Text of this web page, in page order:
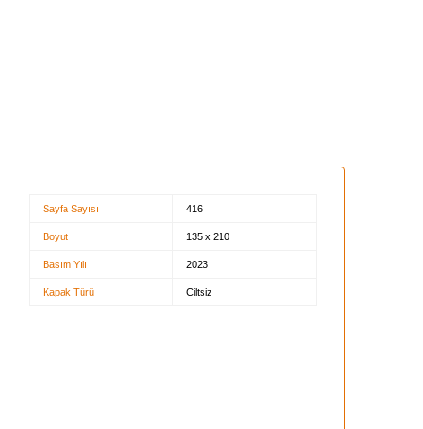
Sayfa Sayısı 416
Boyut 135 x 210
Basım Yılı 2023
Kapak Türü Ciltsiz